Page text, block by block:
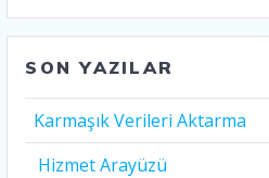
SON YAZILAR
Karmaşık Verileri Aktarma
Hizmet Arayüzü